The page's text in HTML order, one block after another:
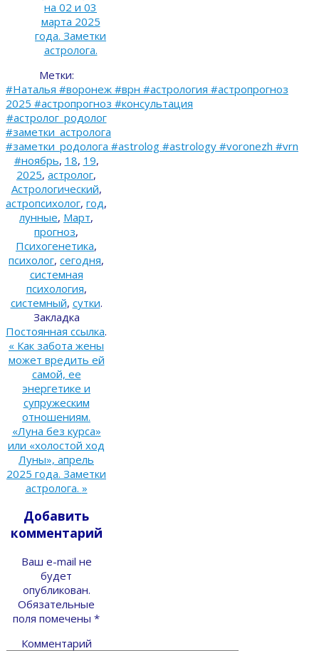
на 02 и 03
марта 2025
года. Заметки
астролога.
Метки:
#Наталья #воронеж #врн #астрология #астропрогноз
2025 #астропрогноз #консультация
#астролог_родолог
#заметки_астролога
#заметки_родолога #astrolog #astrology #voronezh #vrn
#ноябрь, 18, 19,
2025, астролог,
Астрологический,
астропсихолог, год,
лунные, Март,
прогноз,
Психогенетика,
психолог, сегодня,
системная
психология,
системный, сутки.
Закладка
Постоянная ссылка.
« Как забота жены
может вредить ей
самой, ее
энергетике и
супружеским
отношениям.
«Луна без курса»
или «холостой ход
Луны», апрель
2025 года. Заметки
астролога. »
Добавить
комментарий
Ваш e-mail не
будет
опубликован.
Обязательные
поля помечены *
Комментарий